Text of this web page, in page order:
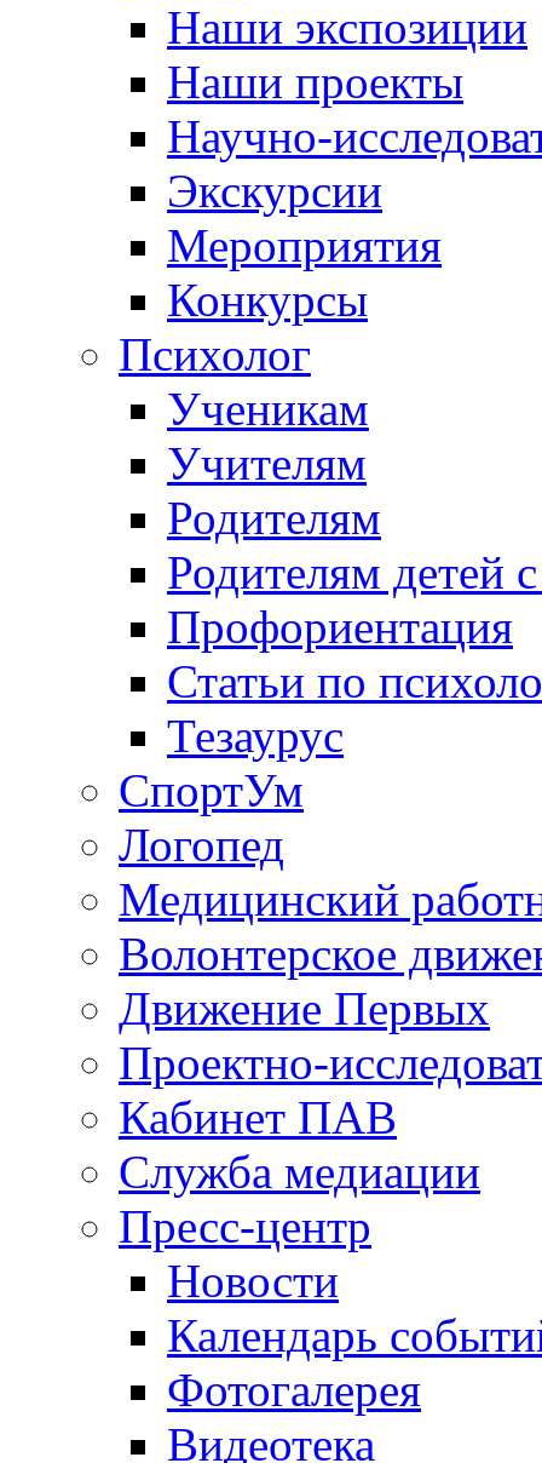
Наши экспозиции
Наши проекты
Научно-
Экскурсии
Мероприятия
Конкурсы
Психолог
Ученикам
Учителям
Родителям
Родителям детей
Профориентация
Статьи по
Тезаурус
СпортУм
Логопед
Медицинский
Волонтерское
Движение Первых
Проектно-
Кабинет ПАВ
Служба медиации
Пресс-центр
Новости
Календарь
Фотогалерея
Видеотека